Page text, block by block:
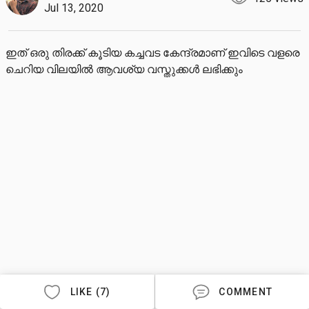
Jul 13, 2020
ഇത് ഒരു തിരക്ക് കൂടിയ കച്ചവട കേന്ദ്രമാണ് ഇവിടെ വളരെ
ചെറിയ വിലയിൽ ആവശ്യ വസ്തുക്കൾ ലഭിക്കും
LIKE (7) COMMENT